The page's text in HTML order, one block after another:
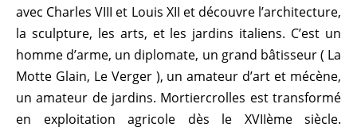
avec Charles VIII et Louis XII et découvre l’architecture,
la sculpture, les arts, et les jardins italiens. C’est un
homme d’arme, un diplomate, un grand bâtisseur ( La
Motte Glain, Le Verger ), un amateur d’art et mécène,
un amateur de jardins. Mortiercrolles est transformé
en exploitation agricole dès le XVIIème siècle.